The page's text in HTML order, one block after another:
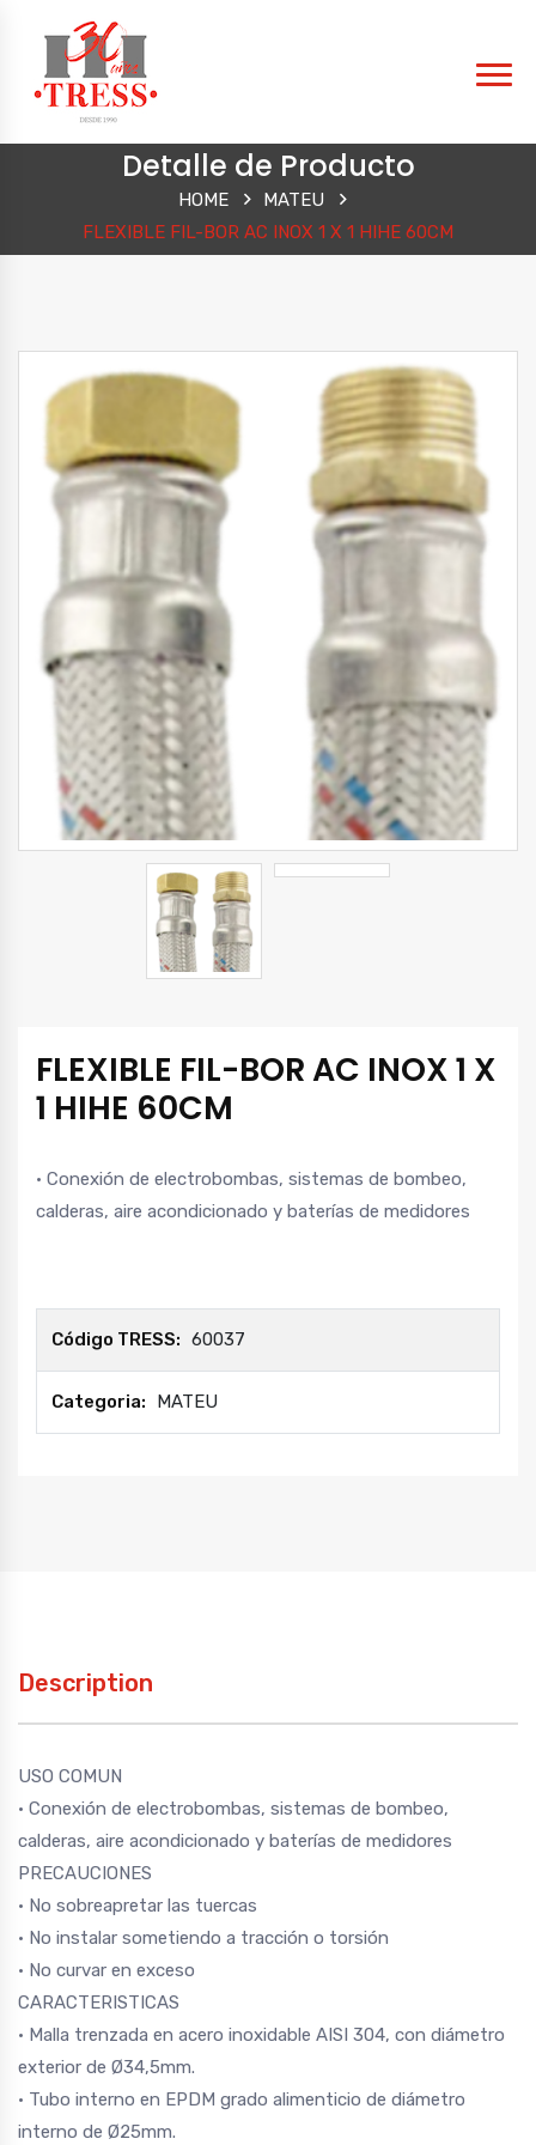
Detalle de Producto
HOME
MATEU
FLEXIBLE FIL-BOR AC INOX 1 X 1 HIHE 60CM
FLEXIBLE FIL-BOR AC INOX 1 X
1 HIHE 60CM
· Conexión de electrobombas, sistemas de bombeo,
calderas, aire acondicionado y baterías de medidores
Código TRESS: 60037
Categoria: MATEU
Description
USO COMUN
· Conexión de electrobombas, sistemas de bombeo,
calderas, aire acondicionado y baterías de medidores
PRECAUCIONES
· No sobreapretar las tuercas
· No instalar sometiendo a tracción o torsión
· No curvar en exceso
CARACTERISTICAS
· Malla trenzada en acero inoxidable AISI 304, con diámetro
exterior de Ø34,5mm.
· Tubo interno en EPDM grado alimenticio de diámetro
interno de Ø25mm.